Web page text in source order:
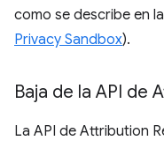
como se describe en la
Privacy Sandbox).
Baja de la API de
La API de Attribution